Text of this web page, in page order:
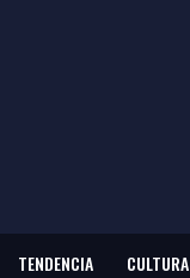
TENDENCIA CULTURA